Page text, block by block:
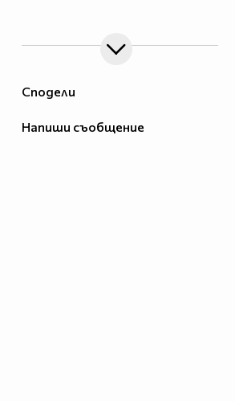
Сподели
Напиши съобщение